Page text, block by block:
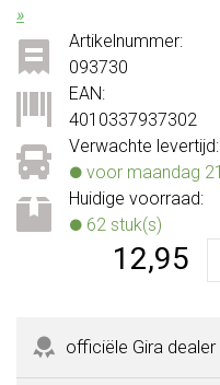
»
Verwachte levertijd:
voor maandag
Huidige voorraad:
62 stuk(s)
Artikelnummer:
093730
EAN:
4010337937302
12,95
officiële Gira dealer